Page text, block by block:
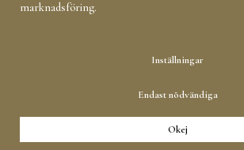
Drift & produktion:Wikinggruppen
marknadsföring.
Inställningar
Endast nödvändiga
Okej